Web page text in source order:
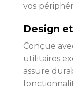
vos
Design
Conçue
utilitaires
assure